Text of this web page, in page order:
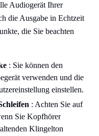
Audiogerät Ihrer
die Ausgabe in Echtzeit
die Sie beachten
: Sie können den
verwenden und die
einstellen.
: Achten Sie auf
Sie Kopfhörer
Klingelton